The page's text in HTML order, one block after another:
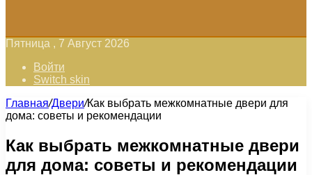
Пятница , 7 Август 2026
Войти
Switch skin
Главная/Двери/Как выбрать межкомнатные двери для
дома: советы и рекомендации
Как выбрать межкомнатные двери
для дома: советы и рекомендации